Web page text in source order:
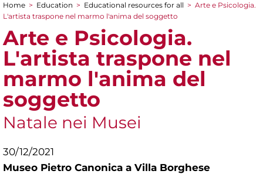
You are here
Home > Education > Educational resources for all > Arte e Psicologia.
L'artista traspone nel marmo l'anima del soggetto
Arte e Psicologia.
L'artista traspone nel
marmo l'anima del
soggetto
Natale nei Musei
30/12/2021
Museo Pietro Canonica a Villa Borghese